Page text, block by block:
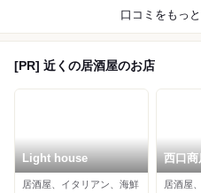
口コミをもっ
[PR] 近くの居酒屋のお店
Light house
居酒屋、イタリアン、海鮮
西口
居酒屋